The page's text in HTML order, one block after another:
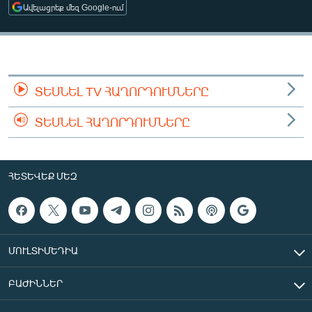
ՄԻՋԱԶԳԱՅԻՆ
ՄՇԱԿՈՒՅԹ
ՄԵԿՆԱԲԱՆՈՒԹՅՈՒՆ
ՏՏ ԵՒ ԻՆՏԵՐՆԵՏ
ԿՈՐՈՆԱՎԻՐՈՒՍ
ԱՐԽԻՎ
ԲԱՆԱՎԵՃ
ՁԳՏԵԼՈՎ ԼԱՎԱԳՈՒՅՆԻՆ
Հայերեն
Ավելացրեք մեզ Google-ում
ՏԵՍՆԵԼ TV ՀԱՂՈՐԴՈՒՄՆԵՐԸ
ՏԵՍՆԵԼ ՀԱՂՈՐԴՈՒՄՆԵՐԸ
ՀԵՏԵՎԵՔ ՄԵԶ
ՄՈՒԼՏԻՄԵԴԻԱ
ԲԱԺԻՆՆԵՐ